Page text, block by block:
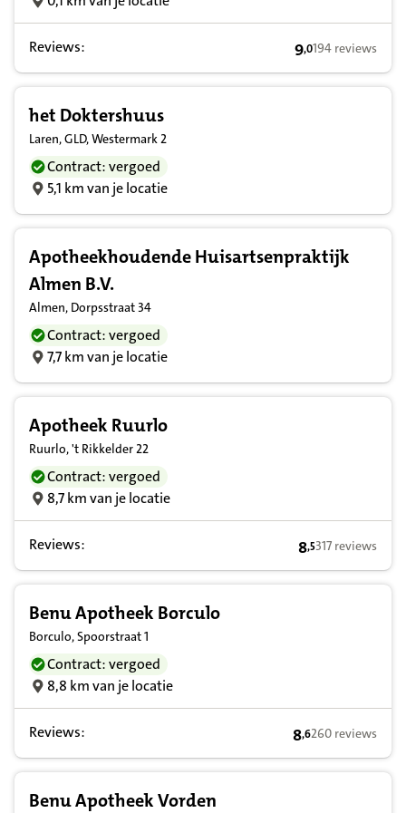
Reviews: 9,0 op basis van
9,0194 reviews
het Doktershuus
Laren, GLD, Westermark 2
Contract: vergoed
5,1 km van je locatie
Apotheekhoudende Huisartsenpraktijk
Almen B.V.
Almen, Dorpsstraat 34
Contract: vergoed
7,7 km van je locatie
Apotheek Ruurlo
Ruurlo, 't Rikkelder 22
Contract: vergoed
8,7 km van je locatie
Reviews: 8,5 op basis van
8,5317 reviews
Benu Apotheek Borculo
Borculo, Spoorstraat 1
Contract: vergoed
8,8 km van je locatie
Reviews: 8,6 op basis van
8,6260 reviews
Benu Apotheek Vorden